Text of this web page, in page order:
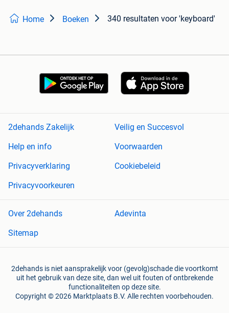
Home Boeken 340 resultaten voor 'keyboard'
2dehands Zakelijk
Veilig en Succesvol
Help en info
Voorwaarden
Privacyverklaring
Cookiebeleid
Privacyvoorkeuren
Over 2dehands
Adevinta
Sitemap
2dehands is niet aansprakelijk voor (gevolg)schade die voortkomt
uit het gebruik van deze site, dan wel uit fouten of ontbrekende
functionaliteiten op deze site.
Copyright © 2026 Marktplaats B.V. Alle rechten voorbehouden.